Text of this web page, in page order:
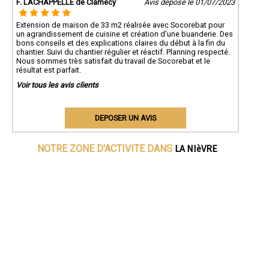
F. LACHAPPELLE de Clamecy Avis déposé le 01/07/2023
Extension de maison de 33 m2 réalisée avec Socorebat pour
un agrandissement de cuisine et création d'une buanderie. Des
bons conseils et des explications claires du début à la fin du
chantier. Suivi du chantier régulier et réactif. Planning respecté.
Nous sommes très satisfait du travail de Socorebat et le
résultat est parfait.
Voir tous les avis clients
DEPOSER UN AVIS
NOTRE ZONE D'ACTIVITE DANS LA NIèVRE